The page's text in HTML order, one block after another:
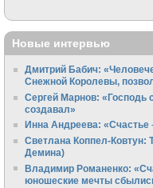
Новые интервью
Дмитрий Бабич:
Снежной Королевы,
Сергей Марнов: «Господь
создавал»
Инна Андреева: «Счастье
Светлана Коппел-Ковтун:
Демина)
Владимир Романенко:
юношеские мечты